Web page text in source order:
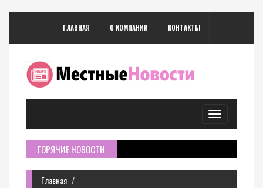
ГЛАВНАЯ О КОМПАНИИ КОНТАКТЫ
Toggle
navigation
ГОРЯЧИЕ НОВОСТИ:
Главная